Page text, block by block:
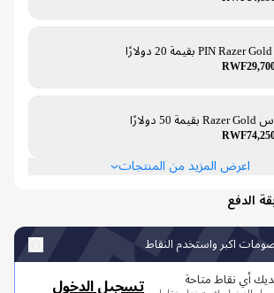
المزيد من المنتجات
واستخدم النقاط
متاحة تسجيل الدخول